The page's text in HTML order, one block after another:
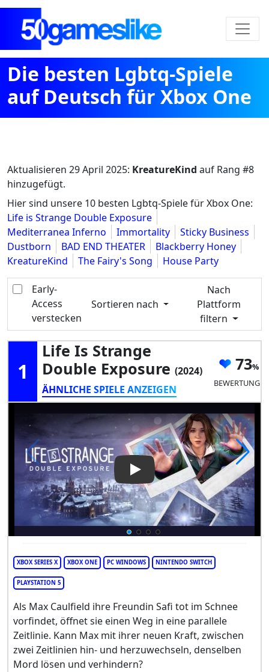
Die besten Lgbtq-Spiele
auf Deutsch für Xbox One
Aktualisieren 29 April 2025: KreatureKind auf Rang #8
hinzugefügt.
Hier sind unsere 10 besten Lgbtq-Spiele für Xbox One:
Life is Strange Double Exposure
Mediterranea Inferno
Immortality
Sticky Business
Dustborn
BAD END THEATER
Blackberry Honey
KreatureKind
The Fairy's Song House Party
Early-
Access
verstecken
Sortieren nach
Nach
Plattform
filtern
1
Life Is Strange
Double Exposure (2024)
ÄHNLICHE SPIELE ANZEIGEN
73
BEWERTUNG
Play Video: Life is Strange
XBOX SERIES X XBOX ONE PC WINDOWS NINTENDO SWITCH
PLAYSTATION 5
Als Max Caulfield ihre Freundin Safi tot im Schnee
vorfindet, öffnet sie einen Weg in eine parallele
Zeitlinie. Kann Max mit ihrer neuen Kraft, zwischen
zwei Zeitlinien hin- und herzuwechseln, denselben
Mord lösen und verhindern?